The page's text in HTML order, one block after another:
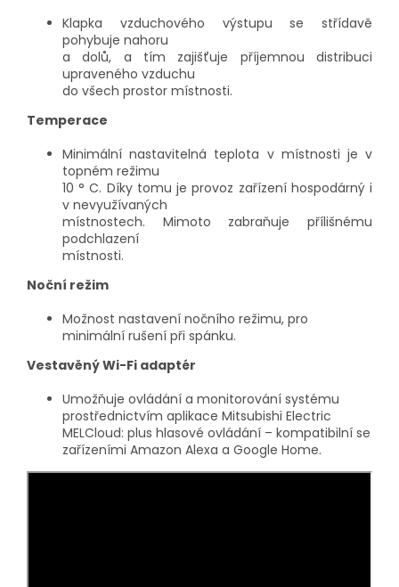
Klapka vzduchového výstupu se střídavě
pohybuje nahoru
a dolů, a tím zajišťuje příjemnou distribuci
upraveného vzduchu
do všech prostor místnosti.
Temperace
Minimální nastavitelná teplota v místnosti je v
topném režimu
10 ° C. Díky tomu je provoz zařízení hospodárný i
v nevyužívaných
místnostech. Mimoto zabraňuje přílišnému
podchlazení
místnosti.
Noční režim
Možnost nastavení nočního režimu, pro
minimální rušení při spánku.
Vestavěný Wi-Fi adaptér
Umožňuje ovládání a monitorování systému
prostřednictvím aplikace Mitsubishi Electric
MELCloud: plus hlasové ovládání – kompatibilní se
zařízeními Amazon Alexa a Google Home.